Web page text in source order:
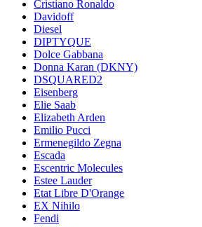
Cristiano Ronaldo
Davidoff
Diesel
DIPTYQUE
Dolce Gabbana
Donna Karan (DKNY)
DSQUARED2
Eisenberg
Elie Saab
Elizabeth Arden
Emilio Pucci
Ermenegildo Zegna
Escada
Escentric Molecules
Estee Lauder
Etat Libre D'Orange
EX Nihilo
Fendi